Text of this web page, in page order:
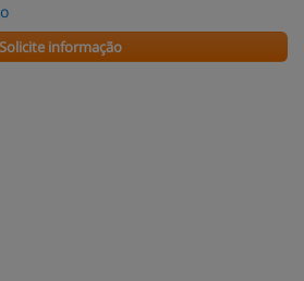
Solicite informação